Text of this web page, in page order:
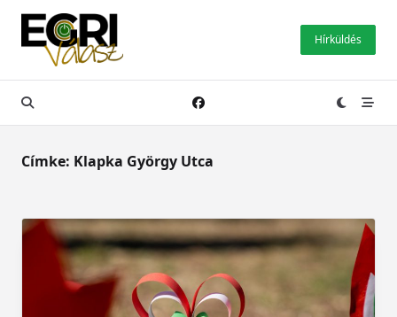
Skip
content
Hírküldés
Címke: Klapka György Utca